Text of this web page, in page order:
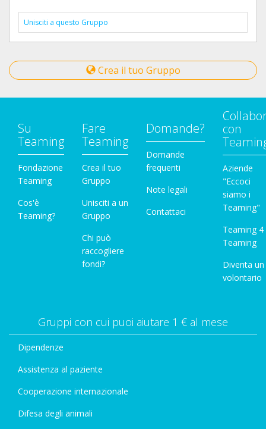
Unisciti a questo Gruppo
Crea il tuo Gruppo
Su
Teaming
Fondazione
Teaming
Cos'è
Teaming?
Fare
Teaming
Crea il tuo
Gruppo
Unisciti a un
Gruppo
Chi può
raccogliere
fondi?
Domande?
Domande
frequenti
Note legali
Contattaci
con
Aziende
"Eccoci
siamo i
Teaming"
Teaming 4
Teaming
Diventa un
volontario
Gruppi con cui puoi aiutare 1 € al mese
Dipendenze
Assistenza al paziente
Cooperazione internazionale
Difesa degli animali